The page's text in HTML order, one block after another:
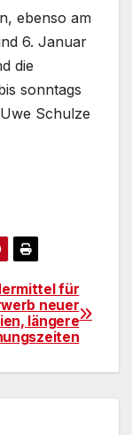
ebenso am
6. Januar
die
sonntags
Schulze
für
neuer
längere